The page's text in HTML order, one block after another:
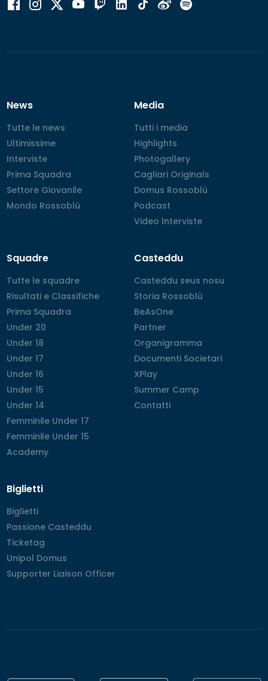
News
Tutte le news
Tutte le news
Ultimissime
Ultimissime
Interviste
Interviste
Prima Squadra
Prima Squadra
Settore Giovanile
Settore Giovanile
Mondo Rossoblù
Mondo Rossoblù
Media
Tutti i media
Tutti i media
Highlights
Highlights
Photogallery
Photogallery
Cagliari Originals
Cagliari Originals
Domus Rossoblù
Domus Rossoblù
Podcast
Podcast
Video Interviste
Video Interviste
Squadre
Tutte le squadre
Tutte le squadre
Risultati e Classifiche
Risultati e Classifiche
Prima Squadra
Prima Squadra
Under 20
Under 20
Under 18
Under 18
Under 17
Under 17
Under 16
Under 16
Under 15
Under 15
Under 14
Under 14
Femminile Under 17
Femminile Under 17
Femminile Under 15
Femminile Under 15
Academy
Academy
Casteddu
Casteddu seus nosu
Casteddu seus nosu
Storia Rossoblù
Storia Rossoblù
BeAsOne
BeAsOne
Partner
Partner
Organigramma
Organigramma
Documenti Societari
Documenti Societari
XPlay
XPlay
Summer Camp
Summer Camp
Contatti
Contatti
Biglietti
Biglietti
Biglietti
Passione Casteddu
Passione Casteddu
Ticketag
Ticketag
Unipol Domus
Unipol Domus
Supporter Liaison Officer
Supporter Liaison Officer